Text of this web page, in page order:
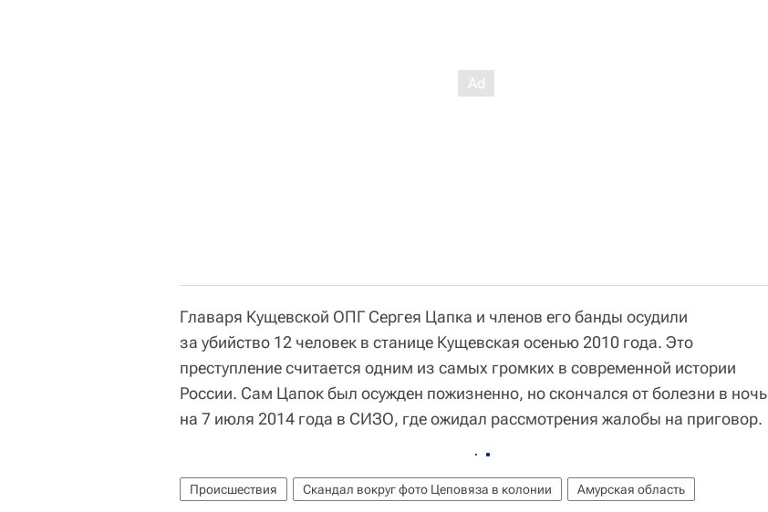
Главаря Кущевской ОПГ Сергея Цапка и членов его банды осудили
за убийство 12 человек в станице Кущевская осенью 2010 года. Это
преступление считается одним из самых громких в современной истории
России. Сам Цапок был осужден пожизненно, но скончался от болезни в ночь
на 7 июля 2014 года в СИЗО, где ожидал рассмотрения жалобы на приговор.
Происшествия Скандал вокруг фото Цеповяза в колонии Амурская область